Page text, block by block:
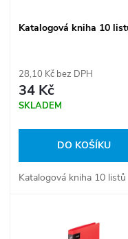
p
o
u
s
o
d
Katalogová kniha 10
28,10 Kč bez DPH
34 Kč
SKLADEM
DO KOŠÍKU
Katalogová kniha 10 listů